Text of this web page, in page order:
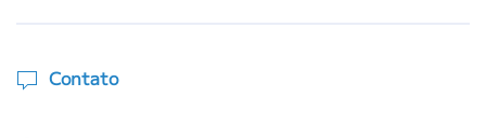
Contato